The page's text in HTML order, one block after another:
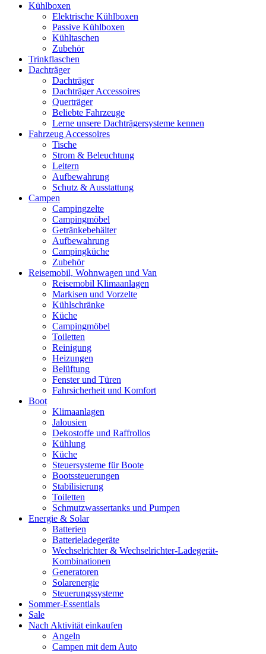
Kühlboxen
Elektrische Kühlboxen
Passive Kühlboxen
Kühltaschen
Zubehör
Trinkflaschen
Dachträger
Dachträger
Dachträger Accessoires
Querträger
Beliebte Fahrzeuge
Lerne unsere Dachträgersysteme kennen
Fahrzeug Accessoires
Tische
Strom & Beleuchtung
Leitern
Aufbewahrung
Schutz & Ausstattung
Campen
Campingzelte
Campingmöbel
Getränkebehälter
Aufbewahrung
Campingküche
Zubehör
Reisemobil, Wohnwagen und Van
Reisemobil Klimaanlagen
Markisen und Vorzelte
Kühlschränke
Küche
Campingmöbel
Toiletten
Reinigung
Heizungen
Belüftung
Fenster und Türen
Fahrsicherheit und Komfort
Boot
Klimaanlagen
Jalousien
Dekostoffe und Raffrollos
Kühlung
Küche
Steuersysteme für Boote
Bootssteuerungen
Stabilisierung
Toiletten
Schmutzwassertanks und Pumpen
Energie & Solar
Batterien
Batterieladegeräte
Wechselrichter & Wechselrichter-Ladegerät-
Kombinationen
Generatoren
Solarenergie
Steuerungssysteme
Sommer-Essentials
Sale
Nach Aktivität einkaufen
Angeln
Campen mit dem Auto